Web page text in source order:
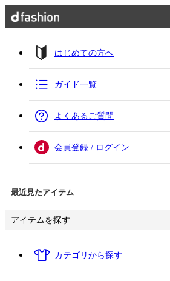
はじめての方へ
ガイド一覧
よくあるご質問
会員登録 / ログイン
最近見たアイテム
アイテムを探す
カテゴリから探す